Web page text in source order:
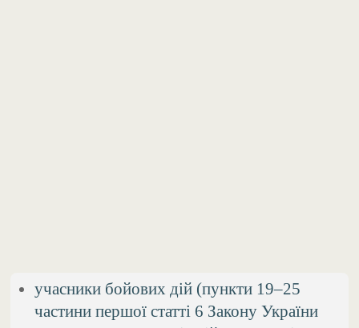
учасники бойових дій (пункти 19–25
частини першої статті 6 Закону України